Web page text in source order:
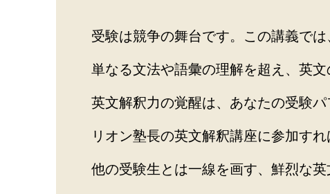
受験は競争の舞台です。この講義で
単なる文法や語彙の理解を超え、英
英文解釈力の覚醒は、あなたの受験
リオン塾長の英文解釈講座に参加す
他の受験生とは一線を画す、鮮烈な英